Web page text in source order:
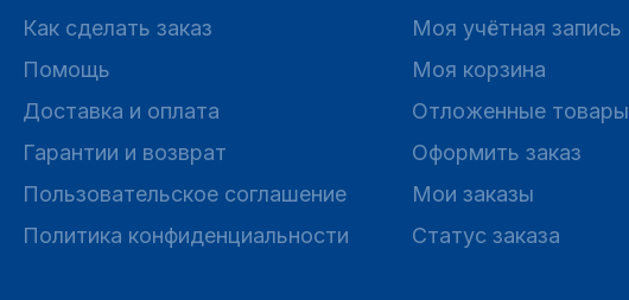
Как сделать заказ
Помощь
Доставка и оплата
Гарантии и возврат
Пользовательское соглашение
Политика конфиденциальности
Моя учётная запись
Моя корзина
Отложенные товары
Оформить заказ
Мои заказы
Статус заказа